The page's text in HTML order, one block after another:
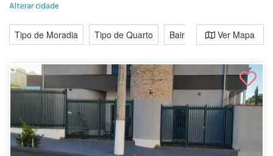
Alterar cidade
Tipo de Moradia Tipo de Quarto Bairro / RegiãoVer Mapa